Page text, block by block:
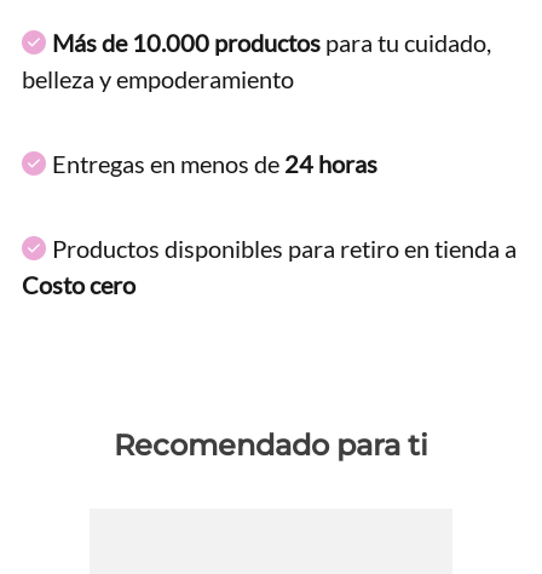
Más de 10.000 productos para tu cuidado,
belleza y empoderamiento
Entregas en menos de 24 horas
Productos disponibles para retiro en tienda a
Costo cero
Recomendado para ti